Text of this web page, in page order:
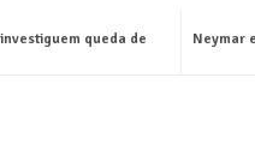
Neymar
queda de